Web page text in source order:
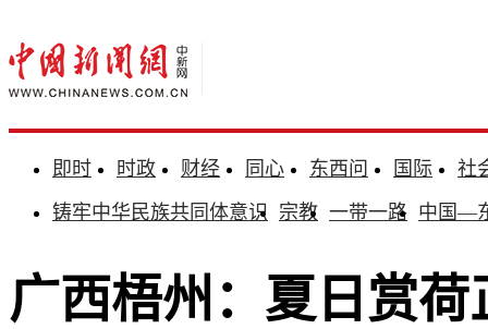
即时 时政 财经 同心 东西问 国际
社
铸牢中华民族共同体意识 宗教 一带一路 中国—
广西梧州：夏日赏荷